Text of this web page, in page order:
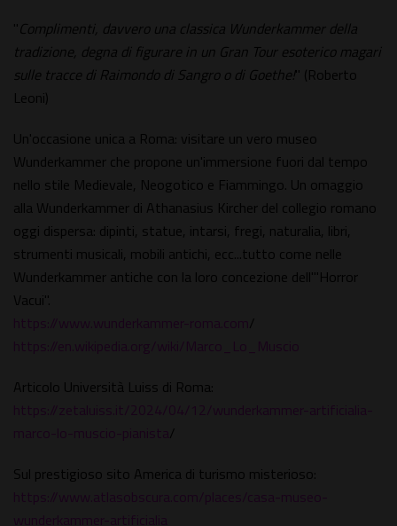
"Complimenti, davvero una classica Wunderkammer della
tradizione, degna di figurare in un Gran Tour esoterico magari
sulle tracce di Raimondo di Sangro o di Goethe!" (Roberto
Leoni)
Un'occasione unica a Roma: visitare un vero museo
Wunderkammer che propone un'immersione fuori dal tempo
nello stile Medievale, Neogotico e Fiammingo. Un omaggio
alla Wunderkammer di Athanasius Kircher del collegio romano
oggi dispersa: dipinti, statue, intarsi, fregi, naturalia, libri,
strumenti musicali, mobili antichi, ecc...tutto come nelle
Wunderkammer antiche con la loro concezione dell'"Horror
Vacui".
https://www.wunderkammer-roma.com/
https://en.wikipedia.org/wiki/Marco_Lo_Muscio
Articolo Università Luiss di Roma:
https://zetaluiss.it/2024/04/12/wunderkammer-artificialia-
marco-lo-muscio-pianista/
Sul prestigioso sito America di turismo misterioso:
https://www.atlasobscura.com/places/casa-museo-
wunderkammer-artificialia